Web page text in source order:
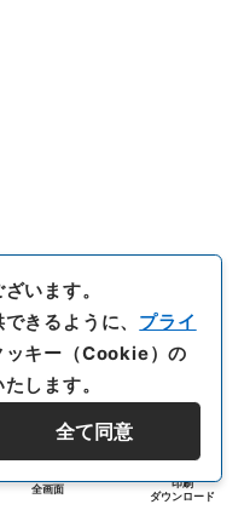
全画面
印刷
ダウンロード
います。
きるように、 プライ
ッキー（Cookie）の
します。
全て同意